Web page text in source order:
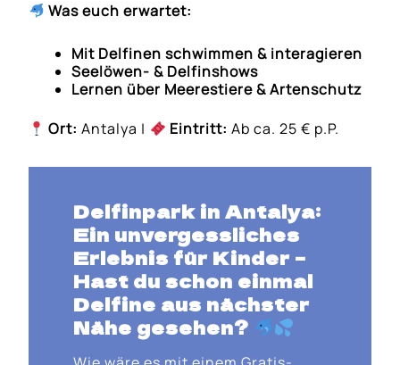
Was euch erwartet:
Mit Delfinen schwimmen & interagieren
Seelöwen- & Delfinshows
Lernen über Meerestiere & Artenschutz
Ort: Antalya | Eintritt: Ab ca. 25 € p.P.
Delfinpark in Antalya:
Ein unvergessliches
Erlebnis für Kinder –
Hast du schon einmal
Delfine aus nächster
Nähe gesehen?